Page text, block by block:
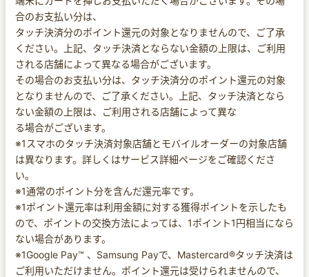
合のお支払い分は、
タッチ決済分のポイント還元の対象となりませんので、ご了承
ください。上記、タッチ決済とならない金額の上限は、ご利用
される店舗によって異なる場合がございます。
その場合のお支払い分は、タッチ決済分のポイント還元の対象
となりませんので、ご了承ください。上記、タッチ決済となら
ない金額の上限は、ご利用される店舗によって異な
る場合がございます。
※1スマホのタッチ決済対象店舗とモバイルオーダーの対象店舗
は異なります。詳しくはサービス詳細ページをご確認くださ
い。
※1通常のポイント分を含んだ還元率です。
※1ポイント還元率は利用金額に対する獲得ポイントを示したも
ので、ポイントの交換方法によっては、1ポイント1円相当になら
ない場合があります。
※1Google Pay™ 、Samsung Payで、Mastercard®タッチ決済は
ご利用いただけません。ポイント還元は受けられませんので、